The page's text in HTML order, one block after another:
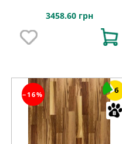
1WC000015
3458.60 грн
−16% 6